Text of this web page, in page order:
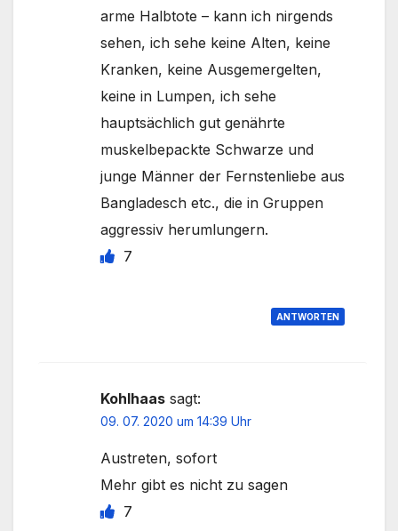
arme Halbtote – kann ich nirgends
sehen, ich sehe keine Alten, keine
Kranken, keine Ausgemergelten,
keine in Lumpen, ich sehe
hauptsächlich gut genährte
muskelbepackte Schwarze und
junge Männer der Fernstenliebe aus
Bangladesch etc., die in Gruppen
aggressiv herumlungern.
7
ANTWORTEN
Kohlhaas sagt:
09. 07. 2020 um 14:39 Uhr
Austreten, sofort
Mehr gibt es nicht zu sagen
7